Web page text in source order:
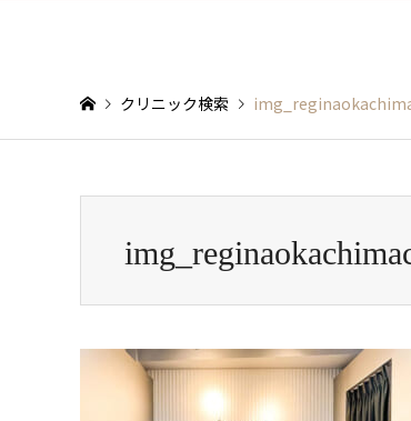
クリニック検索